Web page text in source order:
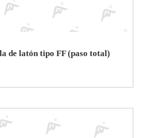
de latón tipo FF (paso total)